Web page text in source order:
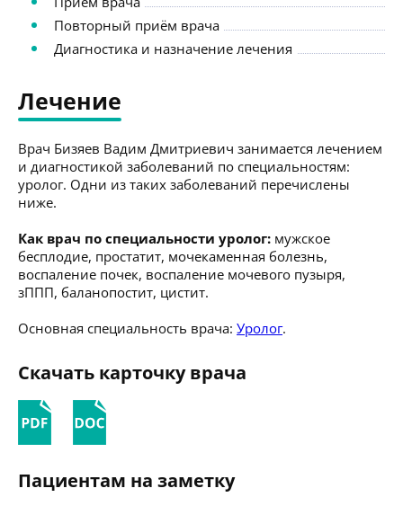
Повторный приём врача
Диагностика и назначение лечения
Лечение
Врач Бизяев Вадим Дмитриевич занимается лечением
и диагностикой заболеваний по специальностям:
уролог. Одни из таких заболеваний перечислены
ниже.
Как врач по специальности уролог: мужское
бесплодие, простатит, мочекаменная болезнь,
воспаление почек, воспаление мочевого пузыря,
зППП, баланопостит, цистит.
Основная специальность врача: Уролог.
Скачать карточку врача
Пациентам на заметку